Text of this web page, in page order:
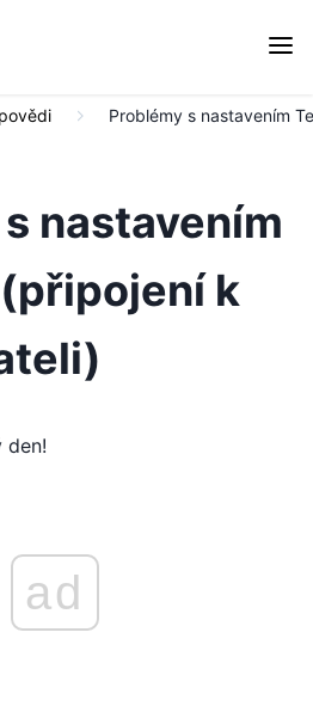
Problémy s nastavením
nastavením
k
den!
ad